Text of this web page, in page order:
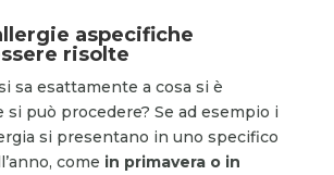
aspecifiche
risolte
sa esattamente a cosa si è
si può procedere? Se ad esempio i
si presentano in uno specifico
come in primavera o in